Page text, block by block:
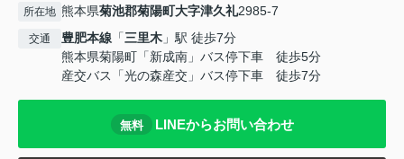
所在地 熊本県菊池郡菊陽町大字津久礼2985-7
交通 豊肥本線 「三里木 」駅 徒歩7分
熊本県菊陽町「新成南」バス停下車 徒歩5分
産交バス「光の森産交」バス停下車 徒歩7分
無料 LINEからお問い合わせ